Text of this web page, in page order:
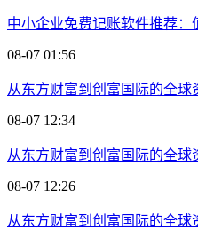
中小企业免费记账软件推荐
08-07 01:56
从东方财富到创富国际的全球
08-07 12:34
从东方财富到创富国际的全球
08-07 12:26
从东方财富到创富国际的全球